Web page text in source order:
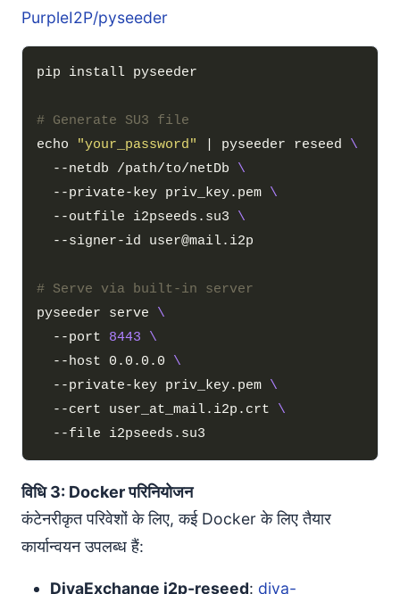
PurpleI2P/pyseeder
# Generate SU3 file
echo
"your_password" | pyseeder reseed
  --netdb /path/to/netDb
  --private-key priv_key.pem
  --outfile i2pseeds.su3
# Serve via built-in server
pyseeder serve
  --port
8443
  --host 0.0.0.0
  --private-key priv_key.pem
  --cert user_at_mail.i2p.crt
विधि 3: Docker परिनियोजन
कंटेनरीकृत परिवेशों के लिए, कई Docker के लिए तैयार
कार्यान्वयन उपलब्ध हैं:
DivaExchange i2p-reseed: diva-